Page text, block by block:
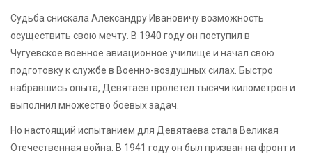
Судьба снискала Александру Ивановичу возможность
осуществить свою мечту. В 1940 году он поступил в
Чугуевское военное авиационное училище и начал свою
подготовку к службе в Военно-воздушных силах. Быстро
набравшись опыта, Девятаев пролетел тысячи километров и
выполнил множество боевых задач.
Но настоящий испытанием для Девятаева стала Великая
Отечественная война. В 1941 году он был призван на фронт и